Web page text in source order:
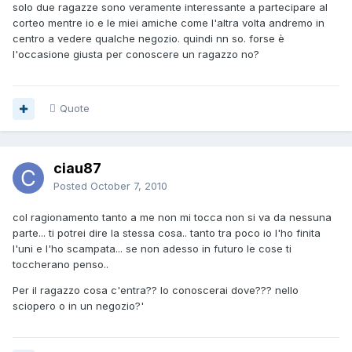
solo due ragazze sono veramente interessante a partecipare al
corteo mentre io e le miei amiche come l'altra volta andremo in
centro a vedere qualche negozio. quindi nn so. forse è
l'occasione giusta per conoscere un ragazzo no?
Quote
ciau87
Posted October 7, 2010
col ragionamento tanto a me non mi tocca non si va da nessuna
parte... ti potrei dire la stessa cosa.. tanto tra poco io l'ho finita
l'uni e l'ho scampata... se non adesso in futuro le cose ti
toccherano penso..
Per il ragazzo cosa c'entra?? lo conoscerai dove??? nello
sciopero o in un negozio?'